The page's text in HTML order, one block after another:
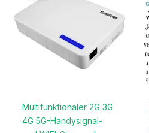
Multifunktionaler 2G 3G
4G 5G-Handysignal-
329,99€.